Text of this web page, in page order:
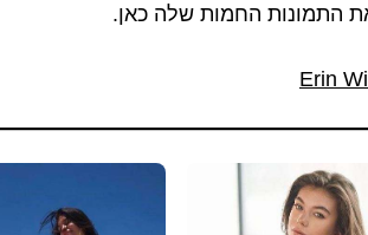
התמונות החמות שלה כאן.
Erin